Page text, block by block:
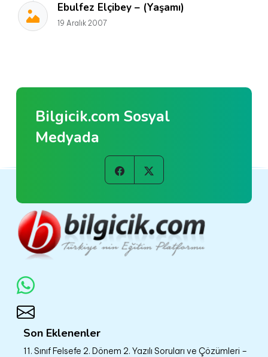
Ebulfez Elçibey – (Yaşamı)
19 Aralık 2007
Bilgicik.com Sosyal
Medyada
Son Eklenenler
11. Sınıf Felsefe 2. Dönem 2. Yazılı Soruları ve Çözümleri –